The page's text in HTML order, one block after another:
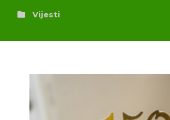
Vijesti